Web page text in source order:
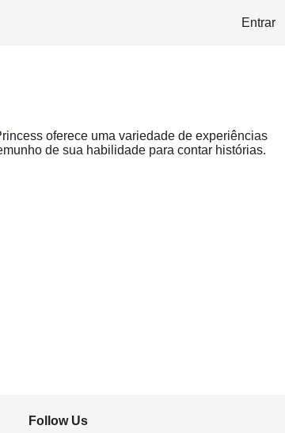
Entrar
oferece uma variedade de experiências
de sua habilidade para contar histórias.
Follow Us